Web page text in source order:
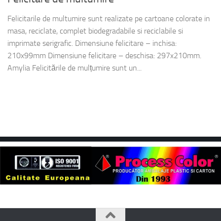
Felicitarile de multumire sunt realizate pe cartoane colorate in
masa, reciclate, complet biodegradabile si reciclabile si
imprimate serigrafic. Dimensiune felicitare – inchisa:
210x99mm Dimensiune felicitare – deschisa: 297x210mm.
Amylia Felicitările de mulțumire sunt un...